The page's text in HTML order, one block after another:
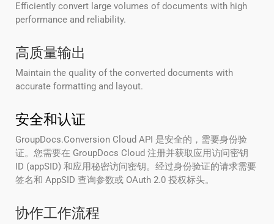
Efficiently convert large volumes of documents with high
performance and reliability.
高质量输出
Maintain the quality of the converted documents with
accurate formatting and layout.
安全和认证
GroupDocs.Conversion Cloud API 是安全的，需要身份验
证。您需要在 GroupDocs Cloud 注册并获取应用访问密钥
ID (appSID) 和应用秘密访问密钥。经过身份验证的请求需要
签名和 AppSID 查询参数或 OAuth 2.0 授权标头。
协作工作流程